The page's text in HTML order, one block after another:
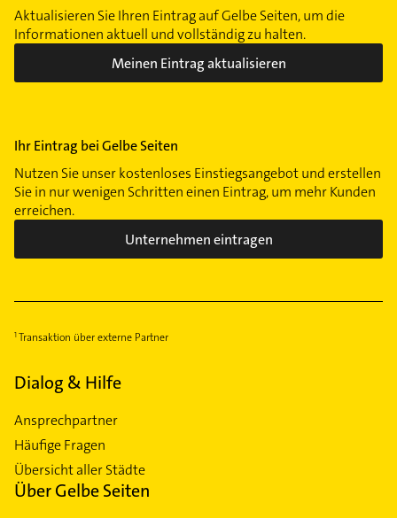
Aktualisieren Sie Ihren Eintrag auf Gelbe Seiten, um die
Informationen aktuell und vollständig zu halten.
Meinen Eintrag aktualisieren
Ihr Eintrag bei Gelbe Seiten
Nutzen Sie unser kostenloses Einstiegsangebot und erstellen
Sie in nur wenigen Schritten einen Eintrag, um mehr Kunden
erreichen.
Unternehmen eintragen
Transaktion über externe Partner
Dialog & Hilfe
Ansprechpartner
Häufige Fragen
Übersicht aller Städte
Über Gelbe Seiten